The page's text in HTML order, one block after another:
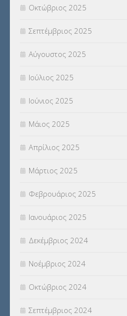
ΥΠΟΤΡΟΦΙΕΣ(28)
ΦΥΣΙΚΗ ΑΓΩΓΗ(692)
Χωρίς κατηγορία
Οκτώβριος 2025
Σεπτέμβριος 2025
Αύγουστος 2025
Ιούλιος 2025
Ιούνιος 2025
Μάιος 2025
Απρίλιος 2025
Μάρτιος 2025
Φεβρουάριος 2025
Ιανουάριος 2025
Δεκέμβριος 2024
Νοέμβριος 2024
Οκτώβριος 2024
Σεπτέμβριος 2024